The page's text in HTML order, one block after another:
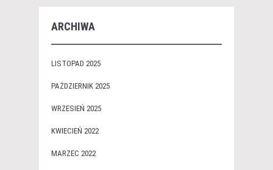
ARCHIWA
LISTOPAD 2025
PAŹDZIERNIK 2025
WRZESIEŃ 2025
KWIECIEŃ 2022
MARZEC 2022